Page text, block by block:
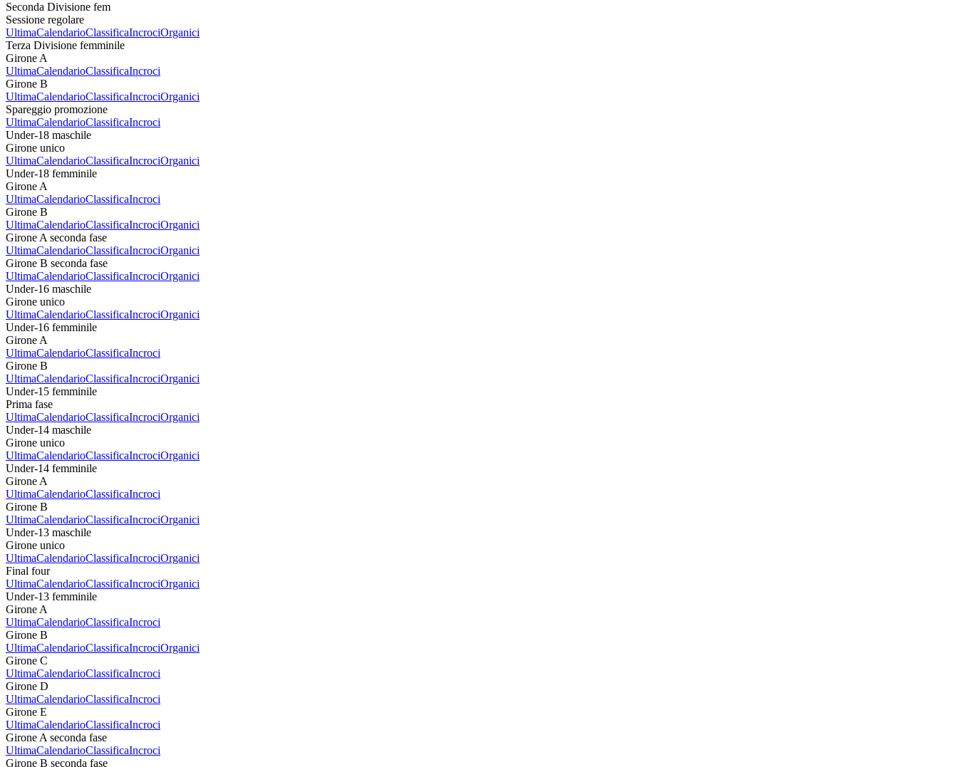
Seconda Divisione fem
Sessione regolare
UltimaCalendarioClassificaIncrociOrganici
Terza Divisione femminile
Girone A
UltimaCalendarioClassificaIncroci
Girone B
UltimaCalendarioClassificaIncrociOrganici
Spareggio promozione
UltimaCalendarioClassificaIncroci
Under-18 maschile
Girone unico
UltimaCalendarioClassificaIncrociOrganici
Under-18 femminile
Girone A
UltimaCalendarioClassificaIncroci
Girone B
UltimaCalendarioClassificaIncrociOrganici
Girone A seconda fase
UltimaCalendarioClassificaIncrociOrganici
Girone B seconda fase
UltimaCalendarioClassificaIncrociOrganici
Under-16 maschile
Girone unico
UltimaCalendarioClassificaIncrociOrganici
Under-16 femminile
Girone A
UltimaCalendarioClassificaIncroci
Girone B
UltimaCalendarioClassificaIncrociOrganici
Under-15 femminile
Prima fase
UltimaCalendarioClassificaIncrociOrganici
Under-14 maschile
Girone unico
UltimaCalendarioClassificaIncrociOrganici
Under-14 femminile
Girone A
UltimaCalendarioClassificaIncroci
Girone B
UltimaCalendarioClassificaIncrociOrganici
Under-13 maschile
Girone unico
UltimaCalendarioClassificaIncrociOrganici
Final four
UltimaCalendarioClassificaIncrociOrganici
Under-13 femminile
Girone A
UltimaCalendarioClassificaIncroci
Girone B
UltimaCalendarioClassificaIncrociOrganici
Girone C
UltimaCalendarioClassificaIncroci
Girone D
UltimaCalendarioClassificaIncroci
Girone E
UltimaCalendarioClassificaIncroci
Girone A seconda fase
UltimaCalendarioClassificaIncroci
Girone B seconda fase